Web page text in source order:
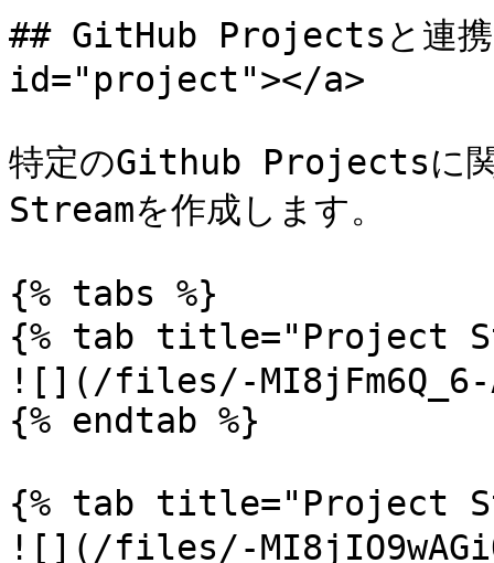
## GitHub Projectsと連
id="project"></a>
特定のGithub Projectsに
Streamを作成します。
{% tabs %}
{% tab title="Project
![](/files/-MI8jFm6Q_6-
{% endtab %}
{% tab title="Project
![](/files/-